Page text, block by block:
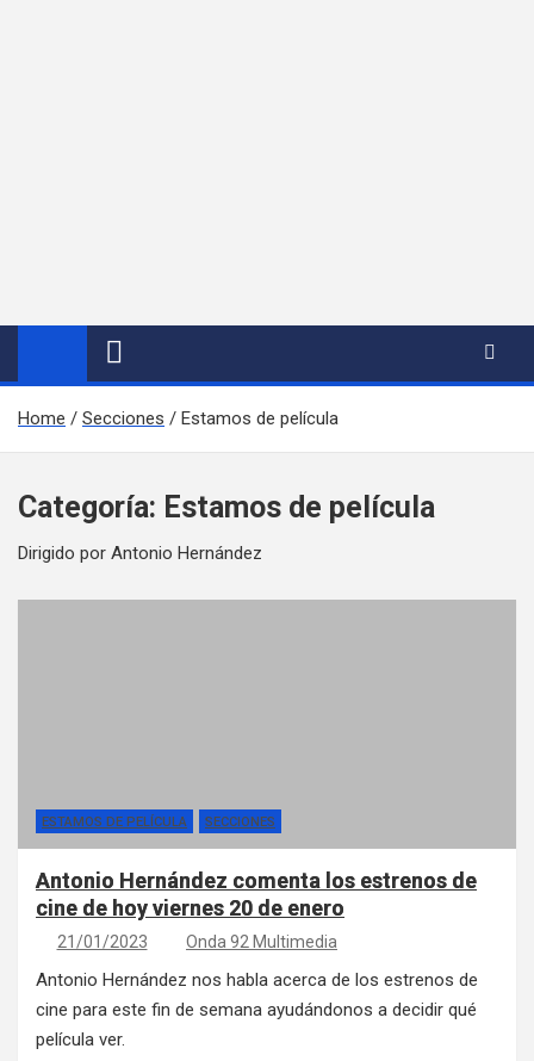
Home Secciones Estamos de película
Categoría: Estamos de película
Dirigido por Antonio Hernández
ESTAMOS DE PELÍCULA SECCIONES
Antonio Hernández comenta los estrenos de
cine de hoy viernes 20 de enero
21/01/2023 Onda 92 Multimedia
Antonio Hernández nos habla acerca de los estrenos de
cine para este fin de semana ayudándonos a decidir qué
película ver.